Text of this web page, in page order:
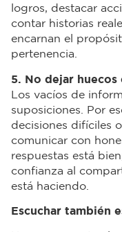
logros, destacar
contar historias
encarnan el
pertenencia.
5. No dejar huecos
Los vacíos de
suposiciones. Por
decisiones difíciles
comunicar con
respuestas está
confianza al
está haciendo.
Escuchar también